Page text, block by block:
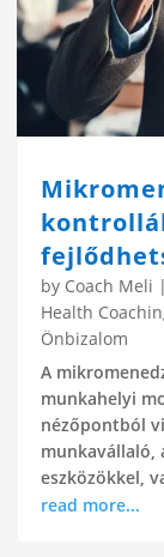
by Coach Meli |
Health
Önbizalom
A
munkahelyi
nézőpontból
munkavállaló,
eszközökkel,
read more...